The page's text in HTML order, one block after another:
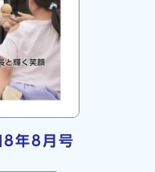
8年8月号